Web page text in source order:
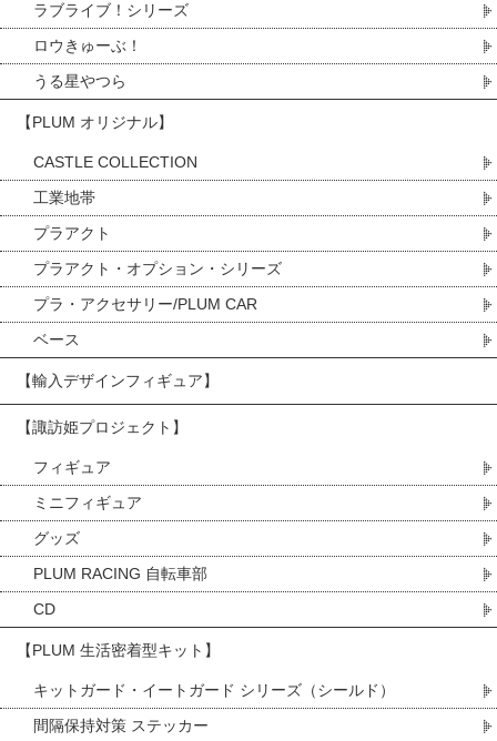
ラブライブ！シリーズ
ロウきゅーぶ！
うる星やつら
【PLUM オリジナル】
CASTLE COLLECTION
工業地帯
プラアクト
プラアクト・オプション・シリーズ
プラ・アクセサリー/PLUM CAR
ベース
【輸入デザインフィギュア】
【諏訪姫プロジェクト】
フィギュア
ミニフィギュア
グッズ
PLUM RACING 自転車部
CD
【PLUM 生活密着型キット】
キットガード・イートガード シリーズ（シールド）
間隔保持対策 ステッカー